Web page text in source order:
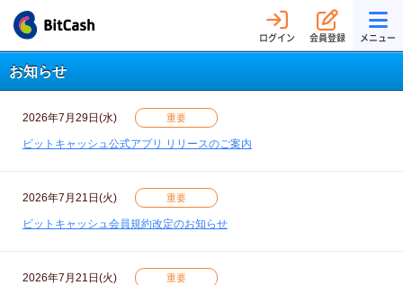
ログイン 会員登録 メニュー
お知らせ
2026年7月29日(水) 重要
ビットキャッシュ公式アプリ リリースのご案内
2026年7月21日(火) 重要
ビットキャッシュ会員規約改定のお知らせ
2026年7月21日(火) 重要